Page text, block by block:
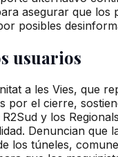
asegurar que los
posibles
usuarios
a les Vies, que
por el cierre,
y los
Denuncian que
los túneles,